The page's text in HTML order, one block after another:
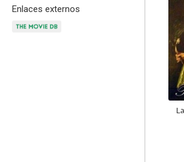
Enlaces externos